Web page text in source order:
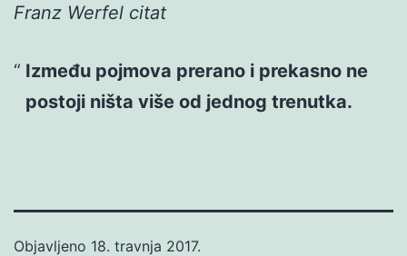
Franz Werfel citat
Između pojmova prerano i prekasno ne
postoji ništa više od jednog trenutka.
Objavljeno 18. travnja 2017.